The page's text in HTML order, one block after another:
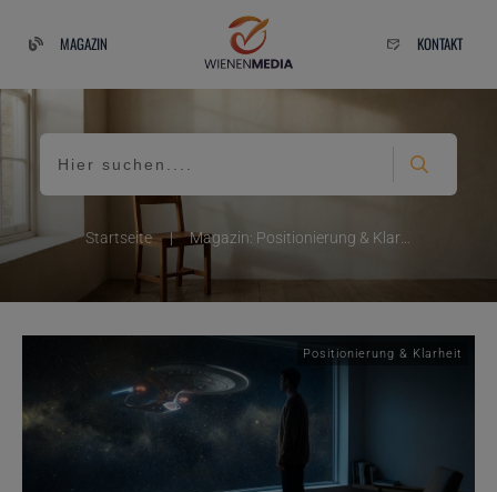
MAGAZIN KONTAKT
Startseite |
Positionierung & Klarheit